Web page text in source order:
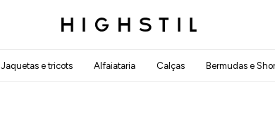
Jaquetas e tricots Alfaiataria Calças Bermudas e